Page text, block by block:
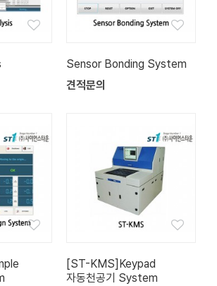
Sensor Bonding System
견적문의
[ST-KMS]Keypad
자동천공기 System